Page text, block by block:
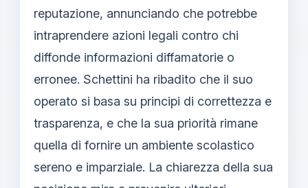
reputazione, annunciando che potrebbe
intraprendere azioni legali contro chi
diffonde informazioni diffamatorie o
erronee. Schettini ha ribadito che il suo
operato si basa su principi di correttezza e
trasparenza, e che la sua priorità rimane
quella di fornire un ambiente scolastico
sereno e imparziale. La chiarezza della sua